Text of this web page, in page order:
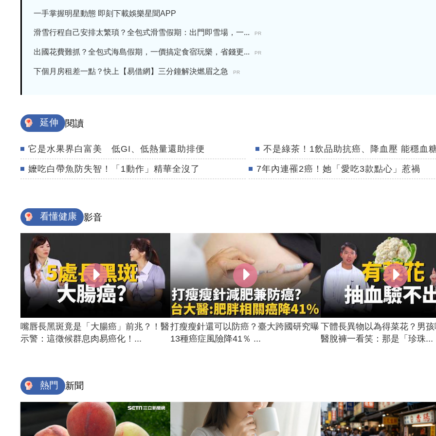
一手掌握明星動態 即刻下載娛樂星聞APP
滑雪行程自己安排太繁瑣？全包式滑雪假期：出門即雪場，一... PR
出國花費難抓？全包式海島假期，一價搞定食宿玩樂，省錢更... PR
下個月房租差一點？快上【易借網】三分鐘解決燃眉之急 PR
延伸 閱讀
它是水果界白富美 低GI、低熱量還助排便 不是綠茶！1飲品助抗癌、降血壓 能穩血
嬤吃白帶魚防失智！「1動作」精華全沒了 7年內連罹2癌！她「愛吃3款點心」惹禍
看懂健康 影音
嘴唇長黑斑竟是「大腸癌」前兆？！醫
示警：這徵候群息肉易癌化！...
打瘦瘦針還可以防癌？臺大跨國研究曝
13種癌症風險降41％ ...
下體長異物以為得菜花？男
醫脫褲一看笑：那是「珍珠...
熱門 新聞